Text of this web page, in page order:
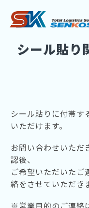
シール貼り
シール貼りに付帯す
いただけます。
お問い合わせいただ
認後、
ご希望いただいたご
絡をさせていただき
※営業目的のご連絡